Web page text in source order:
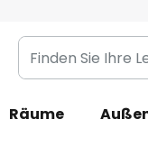
Finden
Sie
Leuchte...
Räume